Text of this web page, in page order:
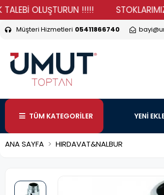
OLUŞTURUN !!!!! STOKLARIMIZ
Müşteri Hizmetleri 05411866740
TÜM KATEGORİLER YENİ
ANA SAYFA HIRDAVAT&NALBUR